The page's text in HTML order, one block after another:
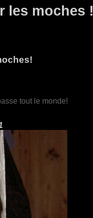
les moches !
tout le monde!